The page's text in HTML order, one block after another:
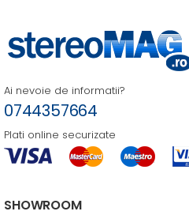
Ai nevoie de informatii?
0744357664
Plati online securizate
SHOWROOM